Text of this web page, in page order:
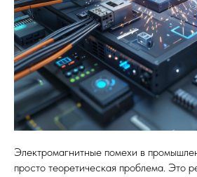
Электромагнитные помехи в
просто теоретическая проблема. Это